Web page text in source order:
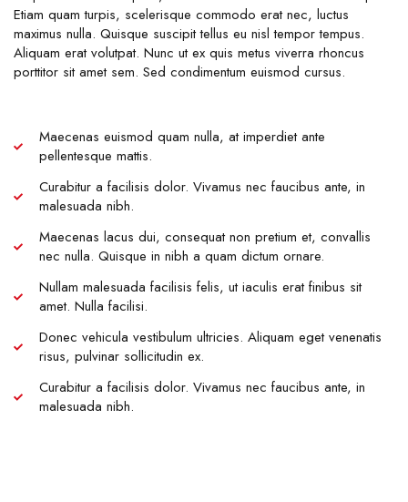
Etiam quam turpis, scelerisque commodo erat nec, luctus
maximus nulla. Quisque suscipit tellus eu nisl tempor tempus.
Aliquam erat volutpat. Nunc ut ex quis metus viverra rhoncus
porttitor sit amet sem. Sed condimentum euismod cursus.
Maecenas euismod quam nulla, at imperdiet ante
pellentesque mattis.
Curabitur a facilisis dolor. Vivamus nec faucibus ante, in
malesuada nibh.
Maecenas lacus dui, consequat non pretium et, convallis
nec nulla. Quisque in nibh a quam dictum ornare.
Nullam malesuada facilisis felis, ut iaculis erat finibus sit
amet. Nulla facilisi.
Donec vehicula vestibulum ultricies. Aliquam eget venenatis
risus, pulvinar sollicitudin ex.
Curabitur a facilisis dolor. Vivamus nec faucibus ante, in
malesuada nibh.